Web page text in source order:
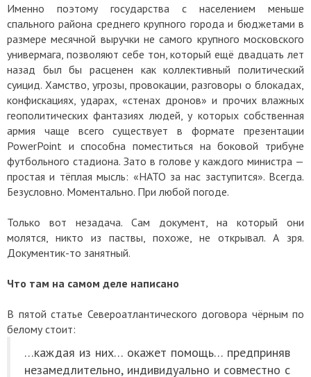
Именно поэтому государства с населением меньше
спального района среднего крупного города и бюджетами в
размере месячной выручки не самого крупного московского
универмага, позволяют себе тон, который ещё двадцать лет
назад был бы расценен как коллективный политический
суицид. Хамство, угрозы, провокации, разговоры о блокадах,
конфискациях, ударах, «стенах дронов» и прочих влажных
геополитических фантазиях людей, у которых собственная
армия чаще всего существует в формате презентации
PowerPoint и способна поместиться на боковой трибуне
футбольного стадиона. Зато в голове у каждого министра —
простая и тёплая мысль: «НАТО за нас заступится». Всегда.
Безусловно. Моментально. При любой погоде.
Только вот незадача. Сам документ, на который они
молятся, никто из паствы, похоже, не открывал. А зря.
Документик-то занятный.
Что там на самом деле написано
В пятой статье Североатлантического договора чёрным по
белому стоит:
…каждая из них… окажет помощь… предприняв
незамедлительно, индивидуально и совместно с